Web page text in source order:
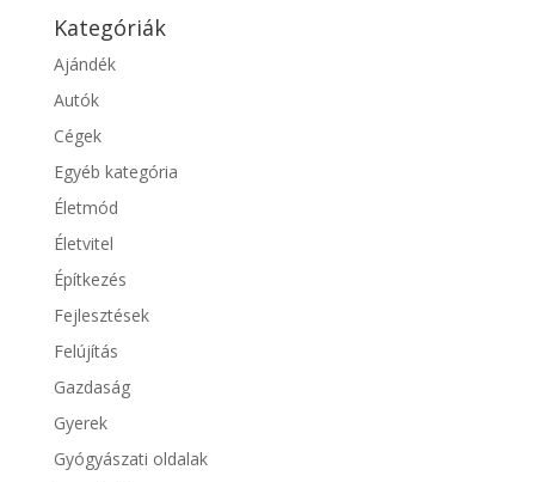
Kategóriák
Ajándék
Autók
Cégek
Egyéb kategória
Életmód
Életvitel
Építkezés
Fejlesztések
Felújítás
Gazdaság
Gyerek
Gyógyászati oldalak